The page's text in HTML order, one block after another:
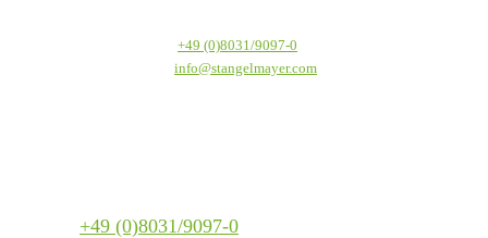
+49 (0)8031/9097-0
info@stangelmayer.com
+49 (0)8031/9097-0